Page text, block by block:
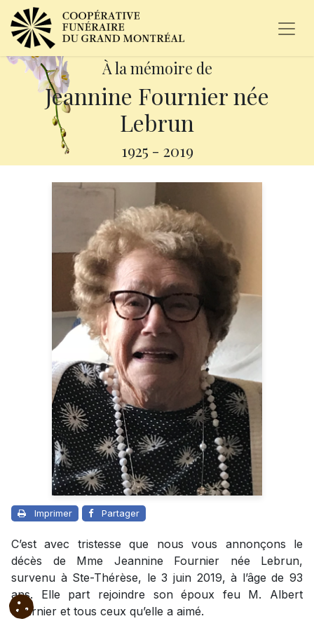
À la mémoire de
Jeannine Fournier née
Lebrun
1925 - 2019
Imprimer Partager
C’est avec tristesse que nous vous annonçons le
décès de Mme Jeannine Fournier née Lebrun,
survenu à Ste-Thérèse, le 3 juin 2019, à l’âge de 93
ans. Elle part rejoindre son époux feu M. Albert
Fournier et tous ceux qu’elle a aimé.